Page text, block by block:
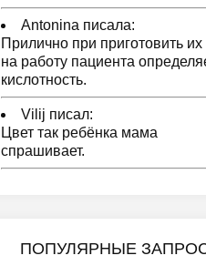
Antonina писала:
Прилично при приготовить
на работу пациента
кислотность.
Vilij писал:
Цвет так ребёнка мама
спрашивает.
ПОПУЛЯРНЫЕ